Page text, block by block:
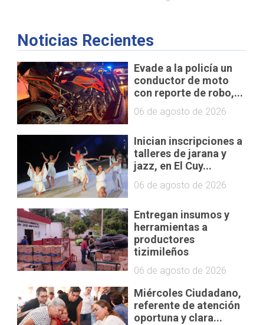
Noticias Recientes
Evade a la policía un
conductor de moto
con reporte de robo,...
06 de agosto de 2026
Inician inscripciones a
talleres de jarana y
jazz, en El Cuy...
06 de agosto de 2026
Entregan insumos y
herramientas a
productores
tizimileños
06 de agosto de 2026
Miércoles Ciudadano,
referente de atención
oportuna y clara...